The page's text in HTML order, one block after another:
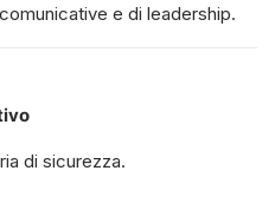
e di leadership.
di sicurezza.